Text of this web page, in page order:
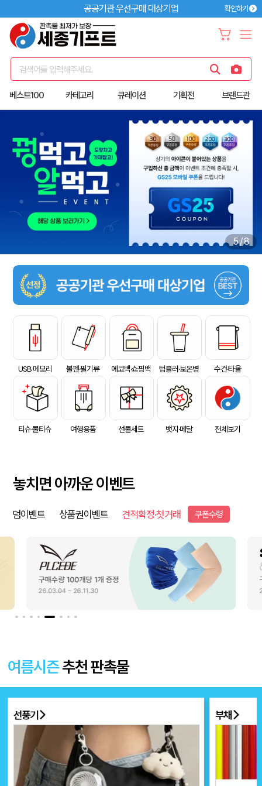
공공기관 우선구매 대상기업 확인하기
검색어를 입력해주세요.
베스트100 카테고리 큐레이션 기획전 브랜드관
6/8
USB 메모리 볼펜·필기류 에코백·쇼핑백 텀블러·보온병 수건·타올
티슈·물티슈 여행용품 선물세트 뱃지·메달 전체보기
놓치면 아까운 이벤트
덤이벤트 상품권이벤트 견적확정·첫거래 쿠폰수령
여름시즌추천 판촉물
선풍기 부채